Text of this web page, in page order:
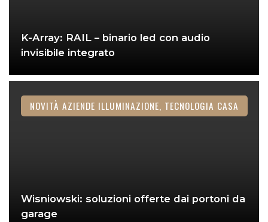
K-Array: RAIL – binario led con audio
invisibile integrato
Wisniowski: soluzioni offerte dai portoni da
garage
NOVITÀ AZIENDE ILLUMINAZIONE, TECNOLOGIA CASA